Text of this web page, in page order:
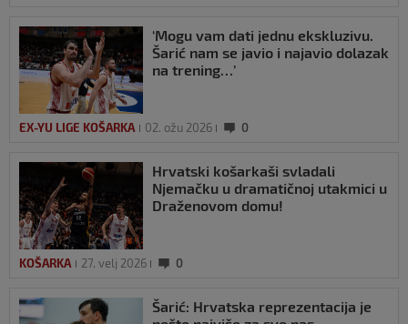
‘Mogu vam dati jednu ekskluzivu.
Šarić nam se javio i najavio dolazak
na trening…’
EX-YU LIGE KOŠARKA 02. ožu 2026 0
Hrvatski košarkaši svladali
Njemačku u dramatičnoj utakmici u
Draženovom domu!
KOŠARKA 27. velj 2026 0
Šarić: Hrvatska reprezentacija je